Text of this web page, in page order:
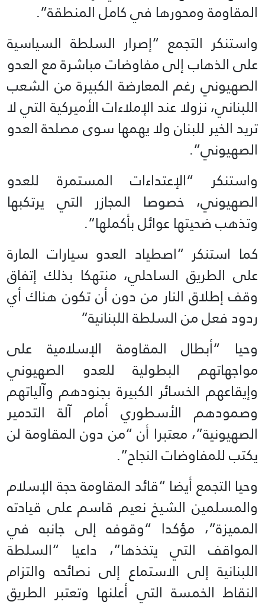
المقاومة ومحورها في كامل المنطقة”.
واستنكر التجمع “إصرار السلطة السياسية
على الذهاب إلى مفاوضات مباشرة مع العدو
الصهيوني رغم المعارضة الكبيرة من الشعب
اللبناني، نزولا عند الإملاءات الأميركية التي لا
تريد الخير للبنان ولا يهمها سوى مصلحة العدو
الصهيوني”.
واستنكر “الإعتداءات المستمرة للعدو
الصهيوني، خصوصا المجازر التي يرتكبها
وتذهب ضحيتها عوائل بأكملها”.
كما استنكر “اصطياد العدو سيارات المارة
على الطريق الساحلي، منتهكا بذلك إتفاق
وقف إطلاق النار من دون أن تكون هناك أي
ردود فعل من السلطة اللبنانية”
وحيا “أبطال المقاومة الإسلامية على
مواجهاتهم البطولية للعدو الصهيوني
وإيقاعهم الخسائر الكبيرة بجنودهم وآلياتهم
وصمودهم الأسطوري أمام آلة التدمير
الصهيونية”، معتبرا أن “من دون المقاومة لن
يكتب للمفاوضات النجاح”.
وحيا التجمع أيضا “قائد المقاومة حجة الإسلام
والمسلمين الشيخ نعيم قاسم على قيادته
المميزة”، مؤكدا “وقوفه إلى جانبه في
المواقف التي يتخذها”، داعيا “السلطة
اللبنانية إلى الاستماع إلى نصائحه والتزام
النقاط الخمسة التي أعلنها وتعتبر الطريق